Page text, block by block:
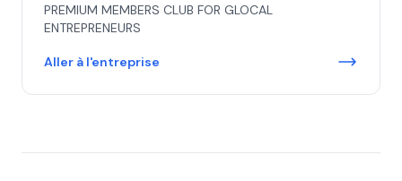
PREMIUM MEMBERS CLUB FOR GLOCAL
ENTREPRENEURS
Aller à l'entreprise